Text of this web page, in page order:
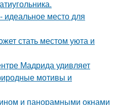
идеальное место для
стать местом уюта и
Мадрида удивляет
мотивы и
и панорамными окнами